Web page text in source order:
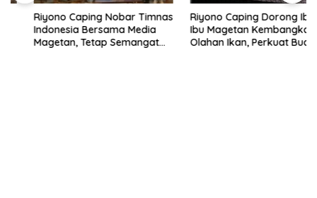
Riyono Caping Nobar Timnas
Indonesia Bersama Media
Magetan, Tetap Semangat
Riyono Caping Dorong Ibu-
Ibu Magetan Kembangkan
Olahan Ikan, Perkuat Budaya